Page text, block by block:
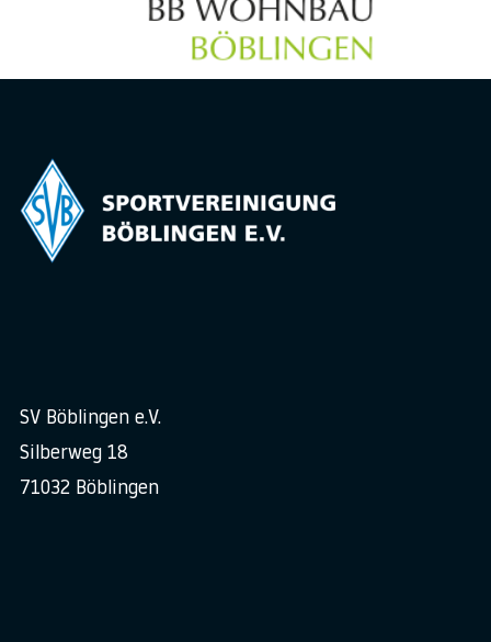
SV Böblingen e.V.
Silberweg 18
71032 Böblingen